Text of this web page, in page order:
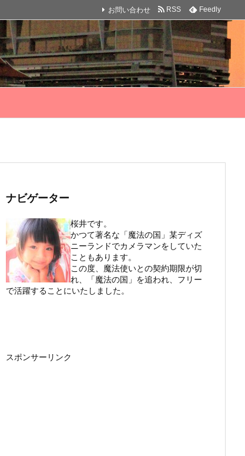
お問い合わせ RSS Feedly
ナビゲーター
桜井です。
かつて著名な「魔法の国」某ディズ
ニーランドでカメラマンをしていた
こともあります。
この度、魔法使いとの契約期限が切
れ、「魔法の国」を追われ、フリー
で活躍することにいたしました。
スポンサーリンク